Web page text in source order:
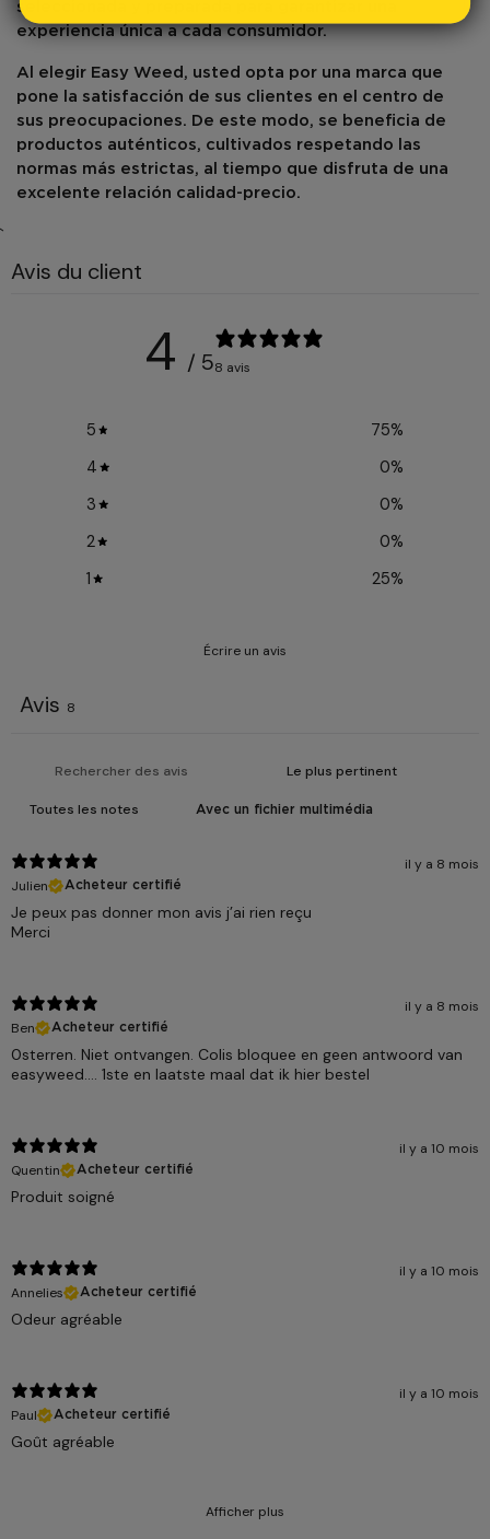
seleccionada y preparada para garantizar una
experiencia única a cada consumidor.
Al elegir Easy Weed
, usted opta por una marca que
pone la satisfacción de sus clientes en el centro de
sus preocupaciones. De este modo, se beneficia de
productos auténticos, cultivados respetando las
normas más estrictas, al tiempo que disfruta de una
excelente relación calidad-precio.
`
Avis du client
4 / 58 avis
5 75%
4
0%
3
0%
2
0%
1
25%
Écrire un avis
Avis 8
Avec un fichier multimédia
il y a 8 mois
Julien
Acheteur certifié
Je peux pas donner mon avis j’ai rien reçu
Merci
il y a 8 mois
Ben
Acheteur certifié
0sterren. Niet ontvangen. Colis bloquee en geen antwoord van
easyweed.... 1ste en laatste maal dat ik hier bestel
il y a 10 mois
Quentin
Acheteur certifié
Produit soigné
il y a 10 mois
Annelies
Acheteur certifié
Odeur agréable
il y a 10 mois
Paul
Acheteur certifié
Goût agréable
Afficher plus